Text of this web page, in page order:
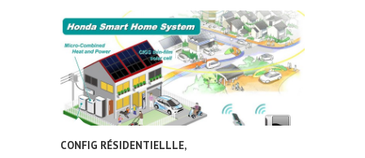
CONFIG RÉSIDENTIELLLE,